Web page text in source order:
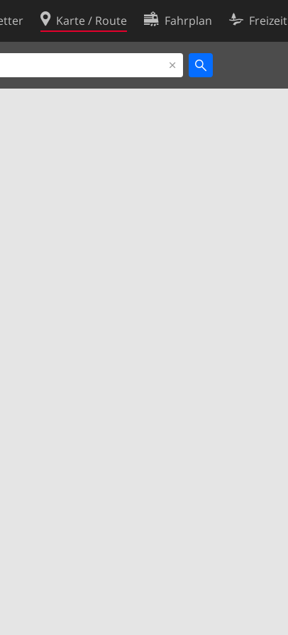
Karte / Route Fahrplan Freizeit
Cookie-Richtlinie
Cookie-Einstellungen